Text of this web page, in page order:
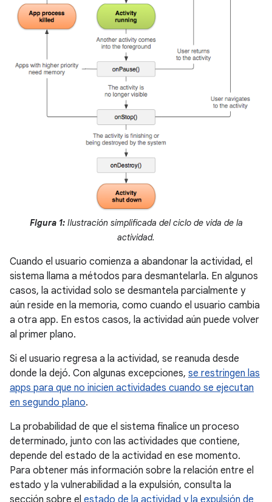
Figura 1:Ilustración simplificada del ciclo de vida de la
actividad.
Cuando el usuario comienza a abandonar la actividad, el
sistema llama a métodos para desmantelarla. En algunos
casos, la actividad solo se desmantela parcialmente y
aún reside en la memoria, como cuando el usuario cambia
a otra app. En estos casos, la actividad aún puede volver
al primer plano.
Si el usuario regresa a la actividad, se reanuda desde
donde la dejó. Con algunas excepciones, se restringen las
apps para que no inicien actividades cuando se ejecutan
en segundo plano.
La probabilidad de que el sistema finalice un proceso
determinado, junto con las actividades que contiene,
depende del estado de la actividad en ese momento.
Para obtener más información sobre la relación entre el
estado y la vulnerabilidad a la expulsión, consulta la
sección sobre el estado de la actividad y la expulsión de